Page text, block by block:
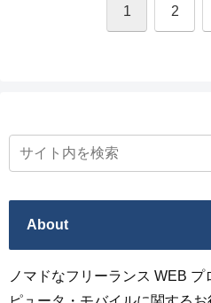
1 2
About
ノマドなフリーランス WEB